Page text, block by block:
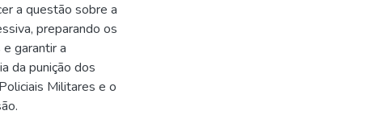
a questão sobre a
preparando os
garantir a
da punição dos
Militares e o